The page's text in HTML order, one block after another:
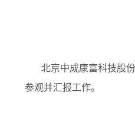
北京中成康富科技股份
参观并汇报工作。